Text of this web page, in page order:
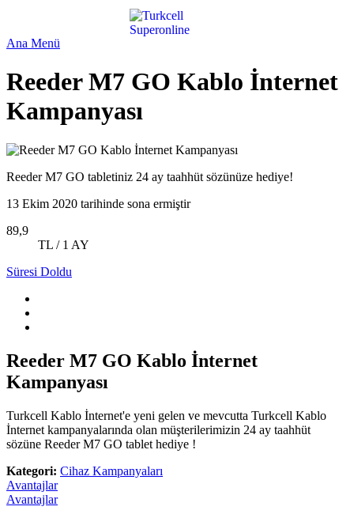
Ana Menü
Reeder M7 GO Kablo İnternet
Kampanyası
Reeder M7 GO tabletiniz 24 ay taahhüt sözünüze hediye!
13 Ekim 2020 tarihinde sona ermiştir
89,9
TL / 1 AY
Süresi Doldu
Reeder M7 GO Kablo İnternet
Kampanyası
Turkcell Kablo İnternet'e yeni gelen ve mevcutta Turkcell Kablo
İnternet kampanyalarında olan müşterilerimizin 24 ay taahhüt
sözüne Reeder M7 GO tablet hediye !
Kategori: Cihaz Kampanyaları
Avantajlar
Avantajlar